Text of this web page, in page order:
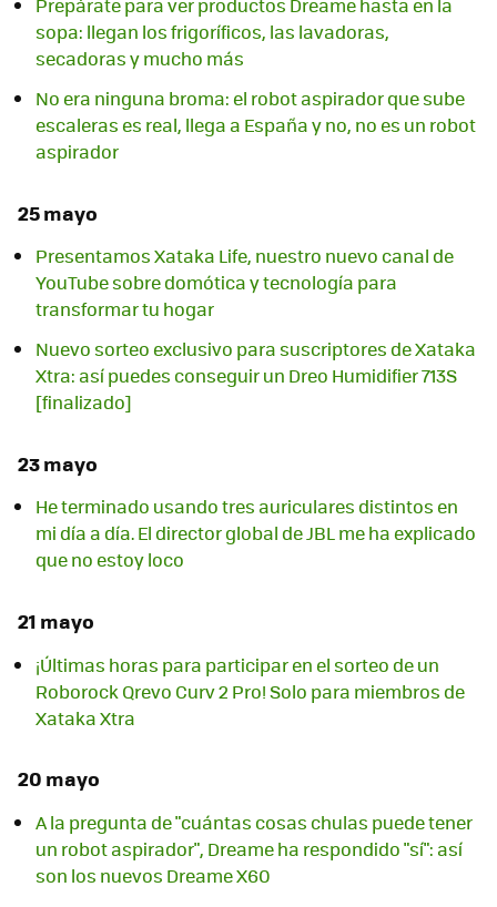
sopa: llegan los frigoríficos, las lavadoras,
secadoras y mucho más
No era ninguna broma: el robot aspirador que sube
escaleras es real, llega a España y no, no es un robot
aspirador
25 mayo
Presentamos Xataka Life, nuestro nuevo canal de
YouTube sobre domótica y tecnología para
transformar tu hogar
Nuevo sorteo exclusivo para suscriptores de Xataka
Xtra: así puedes conseguir un Dreo Humidifier 713S
[finalizado]
23 mayo
He terminado usando tres auriculares distintos en
mi día a día. El director global de JBL me ha explicado
que no estoy loco
21 mayo
¡Últimas horas para participar en el sorteo de un
Roborock Qrevo Curv 2 Pro! Solo para miembros de
Xataka Xtra
20 mayo
A la pregunta de "cuántas cosas chulas puede tener
un robot aspirador", Dreame ha respondido "sí": así
son los nuevos Dreame X60